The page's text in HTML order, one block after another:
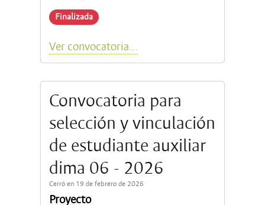
Finalizada
Ver convocatoria...
Convocatoria para
selección y vinculación
de estudiante auxiliar
dima 06 - 2026
Cerró en 19 de febrero de 2026
Proyecto